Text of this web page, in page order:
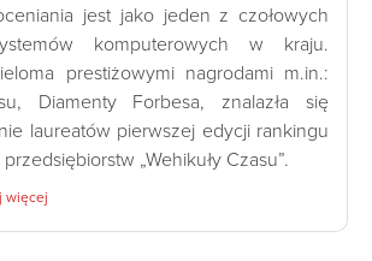
jest jako jeden z czołowych
komputerowych w kraju.
prestiżowymi nagrodami m.in.:
Diamenty Forbesa, znalazła się
laureatów pierwszej edycji rankingu
„Wehikuły Czasu”.
więcej